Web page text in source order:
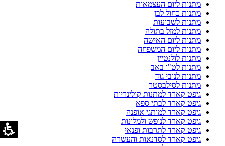
מתנות ליום העצמאות
מתנות כחול לבן
מתנות לשבועות
מתנות למזל בתולה
מתנות ליום האישה
מתנות ליום המשפחה
מתנות לולנטיין
מתנות לט"ו באב
מתנות לנובי גוד
מתנות לסילבסטר
גיפט קארד למתנות קולינריות
גיפט קארד לבתי ספא
גיפט קארד למותגי אופנה
גיפט קארד לנופש ולמלונות
גיפט קארד לתרבות ופנאי
גיפט קארד לסדנאות והעשרה